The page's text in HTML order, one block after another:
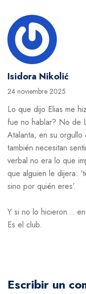
Isidora Nikolić
24 noviembre 2025
Lo que dijo Elias me
fue no hablar? No de
Atalanta, en su
también necesitan
verbal no era lo que
que alguien le dijera:
sino por quién eres’.
Y si no lo hicieron…
Es el club.
Escribir un